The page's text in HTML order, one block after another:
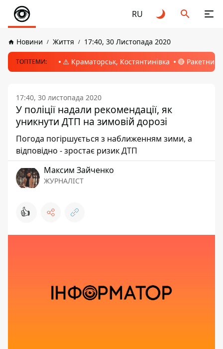
RU
Новини Життя 17:40, 30 Листопада 2020
ТОПТЕМИ: ⚠️ Краматорськ, Костянтинівка 🔴 Ракетний
17:40, 30 листопада 2020
У поліції надали рекомендації, як
уникнути ДТП на зимовій дорозі
Погода погіршується з наближенням зими, а
відповідно - зростає ризик ДТП
Максим Зайченко
ЖУРНАЛІСТ
👍